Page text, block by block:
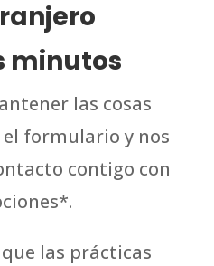
minutos
las cosas
formulario y nos
contigo con
las prácticas